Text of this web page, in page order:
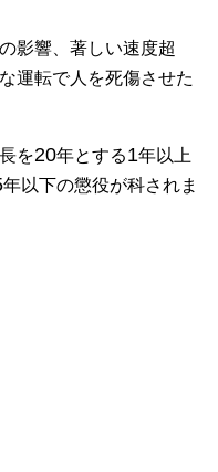
影響、著しい速度超
運転で人を死傷させた
を20年とする1年以上
年以下の懲役が科されま